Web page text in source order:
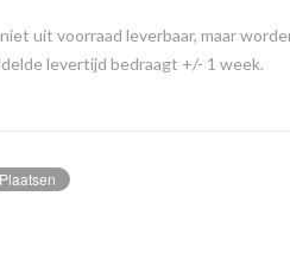
uit voorraad leverbaar, maar
levertijd bedraagt +/- 1 week.